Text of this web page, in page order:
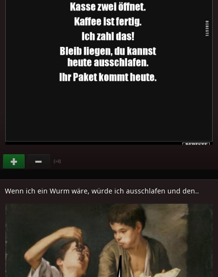
(+8)
Wenn ich ein Wurm wäre, würde ich ausschlafen und den..